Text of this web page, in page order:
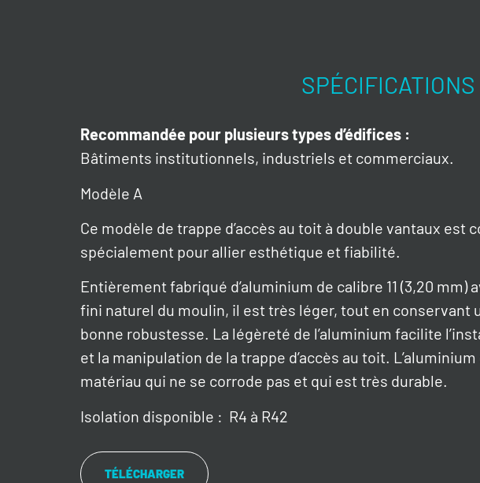
Recommandée pour plusieurs types d’édifices :
Bâtiments institutionnels, industriels et commerciaux.
Modèle A
Ce modèle de trappe d’accès au toit à double vantaux est
spécialement pour allier esthétique et fiabilité.
Entièrement fabriqué d’aluminium de calibre 11 (3,20 mm)
fini naturel du moulin, il est très léger, tout en conservant
bonne robustesse. La légèreté de l’aluminium facilite
et la manipulation de la trappe d’accès au toit.
matériau qui ne se corrode pas et qui est très durable.
Isolation disponible : R4 à R42
TÉLÉCHARGER